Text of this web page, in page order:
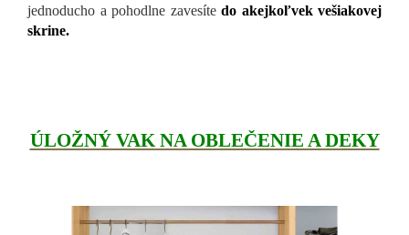
jednoducho a pohodlne zavesíte do akejkoľvek vešiakovej
skrine.
ÚLOŽNÝ VAK NA OBLEČENIE A DEKY